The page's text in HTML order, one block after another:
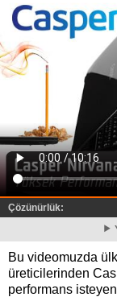
Çözünürlük:
Bu videomuzda
üreticilerinden
performans